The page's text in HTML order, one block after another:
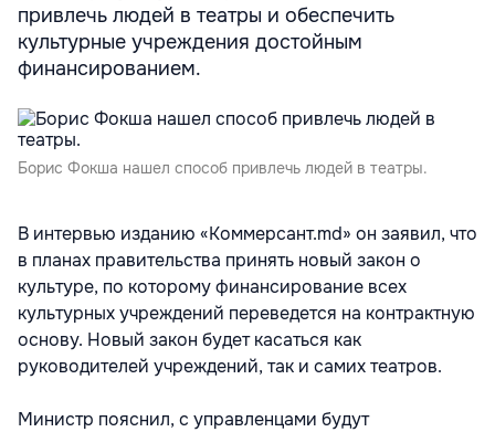
привлечь людей в театры и обеспечить
культурные учреждения достойным
финансированием.
Борис Фокша нашел способ привлечь людей в театры.
В интервью изданию «Коммерсант.md» он заявил, что
в планах правительства принять новый закон о
культуре, по которому финансирование всех
культурных учреждений переведется на контрактную
основу. Новый закон будет касаться как
руководителей учреждений, так и самих театров.
Министр пояснил, с управленцами будут